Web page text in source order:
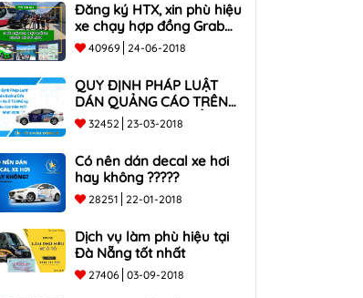
Đăng ký HTX, xin phù hiệu
xe chạy hợp đồng Grab
taxi, Xe Du Lịch Tại Hồ Chí
Minh Giá Rẻ
40969 24-06-2018
QUY ĐỊNH PHÁP LUẬT
DÁN QUẢNG CÁO TRÊN
XE Ô TÔ NHỮNG ĐIỀU
CẦN BIẾT mới nhất 2018
???
32452 23-03-2018
Có nên dán decal xe hơi
hay không ?????
28251 22-01-2018
Dịch vụ làm phù hiệu tại
Đà Nẵng tốt nhất
27406 03-09-2018